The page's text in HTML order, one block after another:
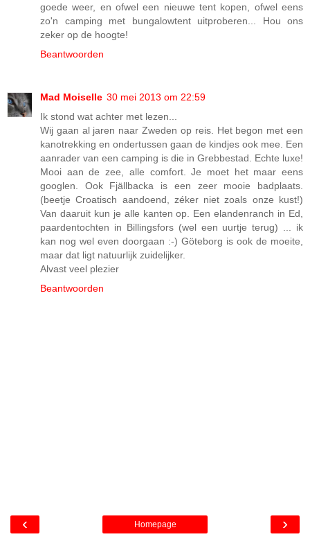
goede weer, en ofwel een nieuwe tent kopen, ofwel eens
zo'n camping met bungalowtent uitproberen... Hou ons
zeker op de hoogte!
Beantwoorden
Mad Moiselle 30 mei 2013 om 22:59
Ik stond wat achter met lezen...
Wij gaan al jaren naar Zweden op reis. Het begon met een
kanotrekking en ondertussen gaan de kindjes ook mee. Een
aanrader van een camping is die in Grebbestad. Echte luxe!
Mooi aan de zee, alle comfort. Je moet het maar eens
googlen. Ook Fjällbacka is een zeer mooie badplaats.
(beetje Croatisch aandoend, zéker niet zoals onze kust!)
Van daaruit kun je alle kanten op. Een elandenranch in Ed,
paardentochten in Billingsfors (wel een uurtje terug) ... ik
kan nog wel even doorgaan :-) Göteborg is ook de moeite,
maar dat ligt natuurlijk zuidelijker.
Alvast veel plezier
Beantwoorden
‹ ›
Homepage